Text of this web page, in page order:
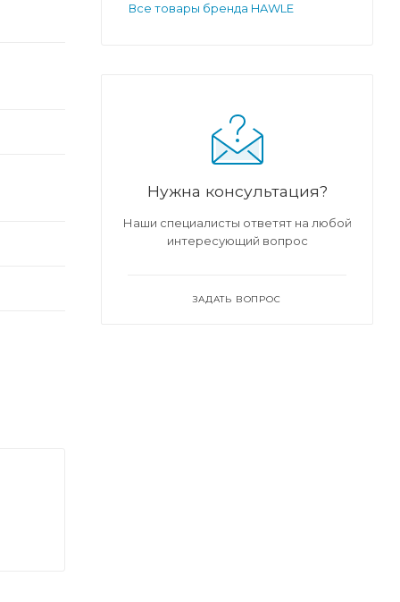
Все товары бренда HAWLE
Нужна консультация?
Наши специалисты ответят на любой
интересующий вопрос
ЗАДАТЬ ВОПРОС